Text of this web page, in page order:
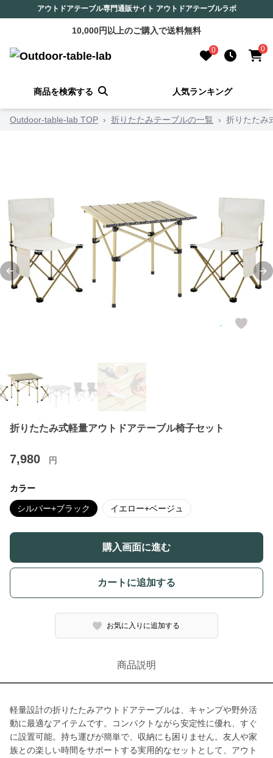
アウトドアテーブル専門通販サイト アウトドアテーブルラボ
10,000円以上のご購入で送料無料
0 0
商品を検索する 人気ランキング
Outdoor-table-lab TOP › 折りたたみテーブルの一覧 › 折りたたみ
Previous slide
折りたたみ式軽量アウトドアテーブル椅子セット
7,980 円
カラー
シルバー+ブラック イエロー+ベージュ
購入画面に進む
カートに追加する
お気に入りに追加する
商品説明
軽量設計の折りたたみアウトドアテーブルは、キャンプや野外活
動に最適なアイテムです。コンパクトながら安定性に優れ、すぐ
に設置可能。持ち運びが簡単で、収納にも困りません。友人や家
族との楽しい時間をサポートする実用的なセットとして、アウト